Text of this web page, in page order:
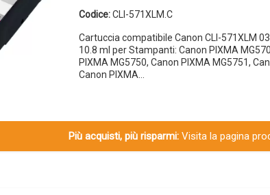
Codice:CLI-571XLM.C
Cartuccia compatibile Canon CLI-571XLM
10.8 ml per Stampanti: Canon PIXMA
PIXMA MG5750, Canon PIXMA MG5751,
Canon PIXMA…
Più acquisti, più risparmi:Visita la pagina